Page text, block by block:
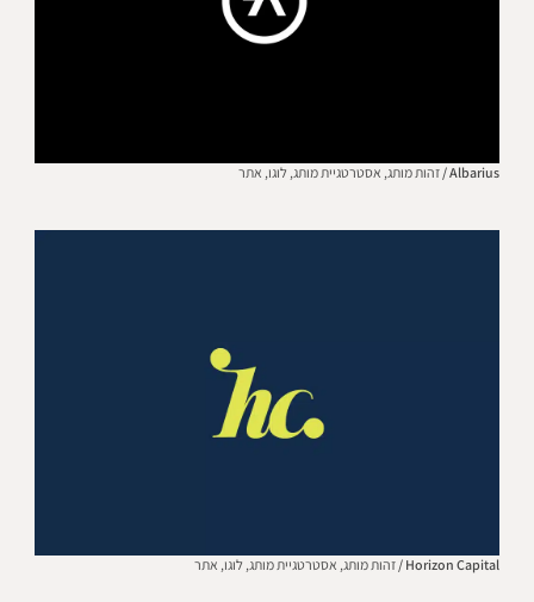
Albarius / זהות מותג, אסטרטגיית מותג, לוגו, אתר
Horizon Capital / זהות מותג, אסטרטגיית מותג, לוגו, אתר